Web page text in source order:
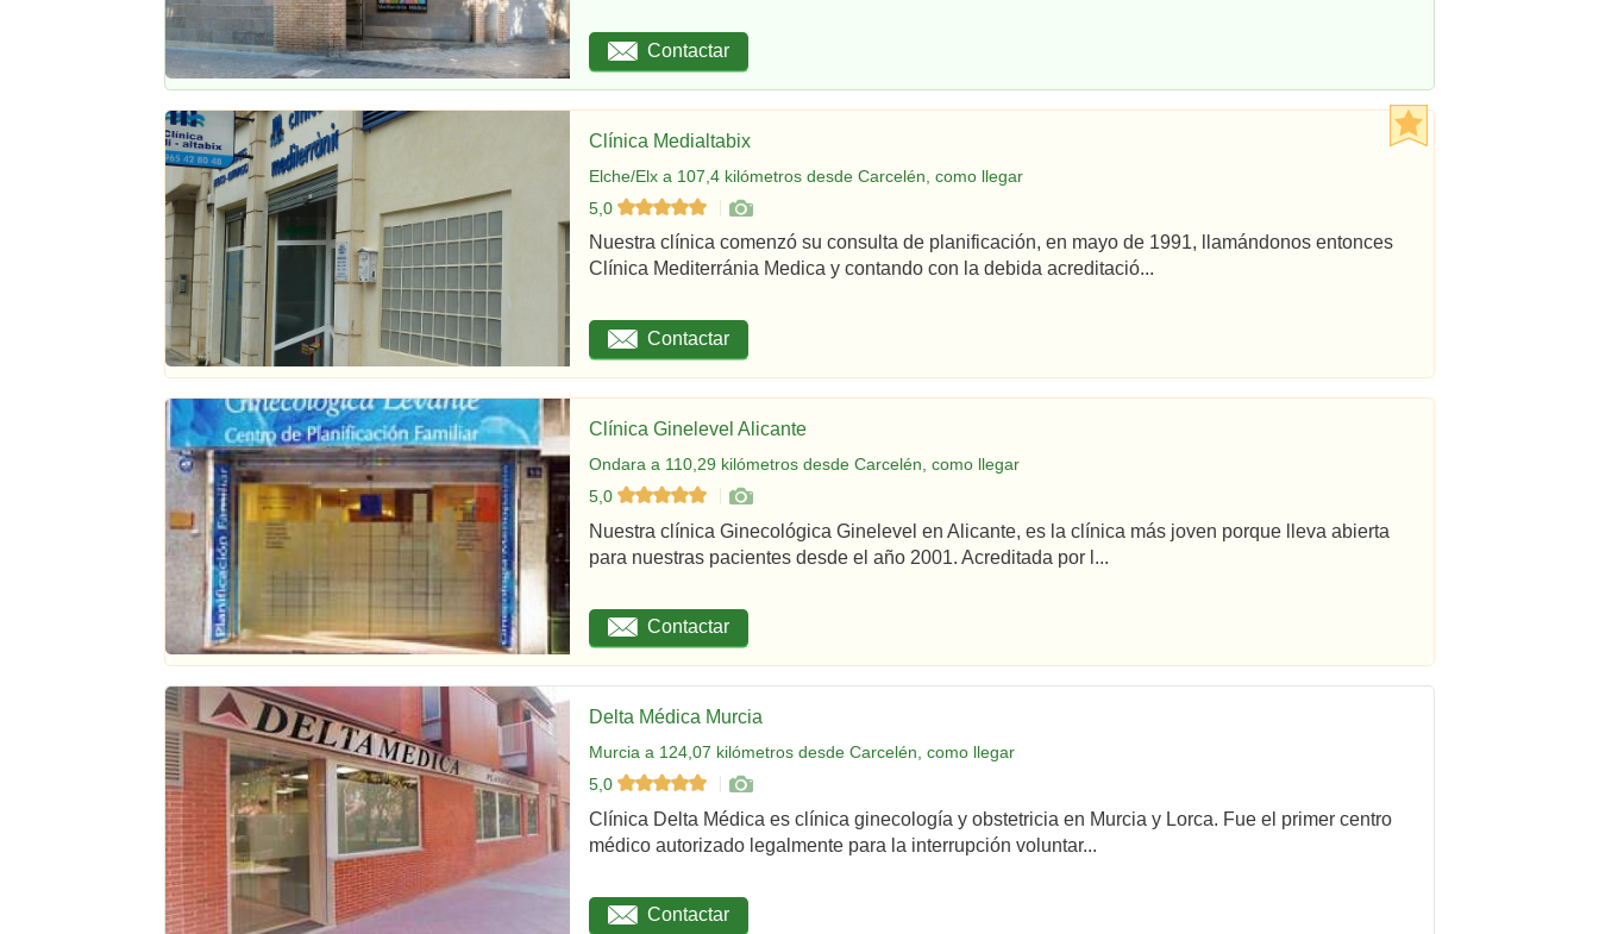
Contactar
Clínica Medialtabix
Elche/Elx a 107,4 kilómetros desde Carcelén, como llegar
5,0
Nuestra clínica comenzó su consulta de planificación, en mayo de 1991, llamándonos entonces
Clínica Mediterránia Medica y contando con la debida acreditació...
Contactar
Clínica Ginelevel Alicante
Ondara a 110,29 kilómetros desde Carcelén, como llegar
5,0
Nuestra clínica Ginecológica Ginelevel en Alicante, es la clínica más joven porque lleva abierta
para nuestras pacientes desde el año 2001. Acreditada por l...
Contactar
Delta Médica Murcia
Murcia a 124,07 kilómetros desde Carcelén, como llegar
5,0
Clínica Delta Médica es clínica ginecología y obstetricia en Murcia y Lorca. Fue el primer centro
médico autorizado legalmente para la interrupción voluntar...
Contactar